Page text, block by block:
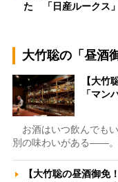
た 「日産ルークス
大竹聡の「昼酒
【大竹
「マン
お酒はいつ飲んでも
別の味わいがある――
【大竹聡の昼酒御免